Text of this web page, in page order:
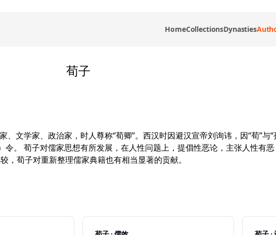
HomeCollectionsDynasties
荀子
文学家、政治家，时人尊称“荀卿”。西汉时因避汉宣帝刘询讳，因“荀”与“
。 荀子对儒家思想有所发展，在人性问题上，提倡性恶论，主张人性有
，荀子对重新整理儒家典籍也有相当显著的贡献。